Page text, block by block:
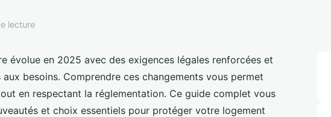
lecture
évolue en 2025 avec des exigences légales renforcées et
besoins. Comprendre ces changements vous permet
en respectant la réglementation. Ce guide complet vous
et choix essentiels pour protéger votre logement